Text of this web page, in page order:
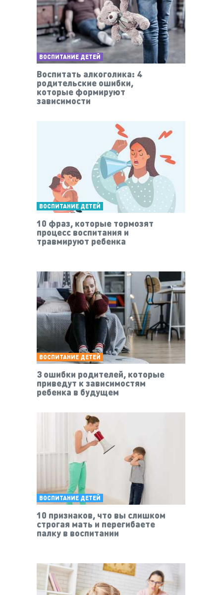
ВОСПИТАНИЕ ДЕТЕЙ
Воспитать алкоголика: 4
родительские ошибки,
которые формируют
зависимости
ВОСПИТАНИЕ ДЕТЕЙ
10 фраз, которые тормозят
процесс воспитания и
травмируют ребенка
ВОСПИТАНИЕ ДЕТЕЙ
3 ошибки родителей, которые
приведут к зависимостям
ребенка в будущем
ВОСПИТАНИЕ ДЕТЕЙ
10 признаков, что вы слишком
строгая мать и перегибаете
палку в воспитании